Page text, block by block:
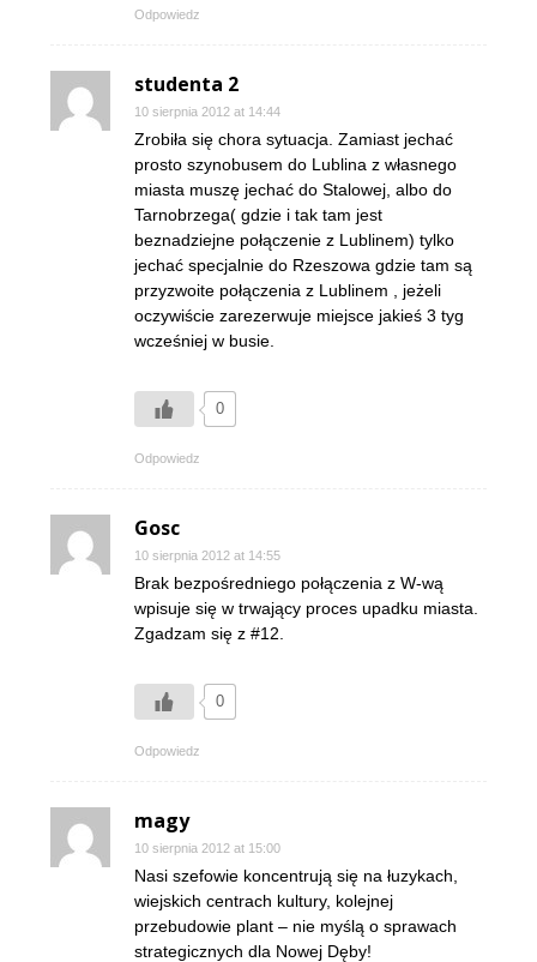
Odpowiedz
studenta 2
10 sierpnia 2012 at 14:44
Zrobiła się chora sytuacja. Zamiast jechać
prosto szynobusem do Lublina z własnego
miasta muszę jechać do Stalowej, albo do
Tarnobrzega( gdzie i tak tam jest
beznadziejne połączenie z Lublinem) tylko
jechać specjalnie do Rzeszowa gdzie tam są
przyzwoite połączenia z Lublinem , jeżeli
oczywiście zarezerwuje miejsce jakieś 3 tyg
wcześniej w busie.
0
Odpowiedz
Gosc
10 sierpnia 2012 at 14:55
Brak bezpośredniego połączenia z W-wą
wpisuje się w trwający proces upadku miasta.
Zgadzam się z #12.
0
Odpowiedz
magy
10 sierpnia 2012 at 15:00
Nasi szefowie koncentrują się na łuzykach,
wiejskich centrach kultury, kolejnej
przebudowie plant – nie myślą o sprawach
strategicznych dla Nowej Dęby!